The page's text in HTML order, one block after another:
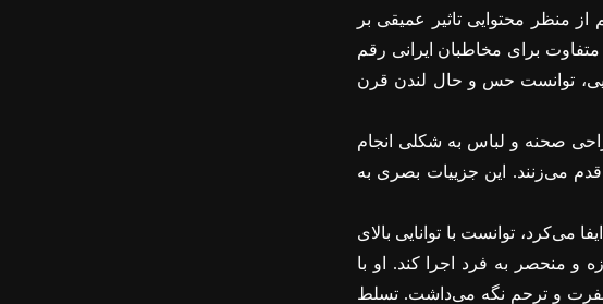
منظر محتوایی تاثیر عمیقی بر
برای مخاطبان ایرانی رقم
توانست حس و حال لندن قرن
صحنه و لباس به شکلی انجام
می‌زنند. این جزییات بصری به
می‌کرد، توانست با توانایی بالای
و منحصر به فرد اجرا کند. او با
نفرت و ترحم نگه می‌داشت. تسلط